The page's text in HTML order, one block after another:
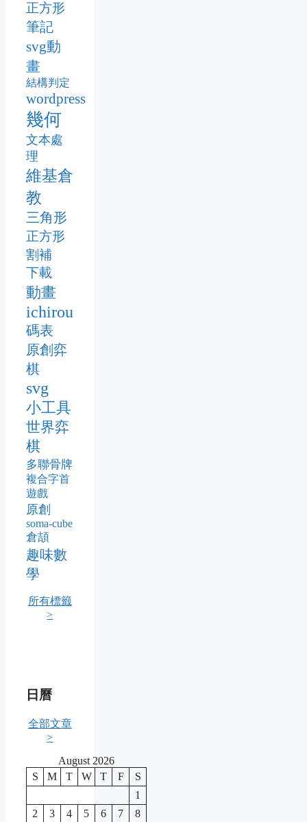
正方形
筆記
svg動
畫
結構判定
wordpress
幾何
文本處
理
維基倉
教
三角形
正方形
割補
下載
動畫
ichirou
碼表
原創弈
棋
svg
小工具
世界弈
棋
多聯骨牌
複合字首
遊戲
原創
soma-cube
倉頡
趣味數
學
所有標籤
>
日曆
全部文章
>
August 2026
S
M T W T F
S
1
2
3 4 5 6 7 8